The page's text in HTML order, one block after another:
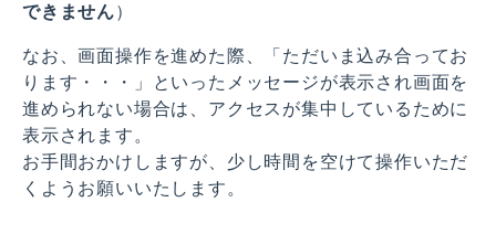
できません）
なお、画面操作を進めた際、「ただいま込み合ってお
ります・・・」といったメッセージが表示され画面を
進められない場合は、アクセスが集中しているために
表示されます。
お手間おかけしますが、少し時間を空けて操作いただ
くようお願いいたします。